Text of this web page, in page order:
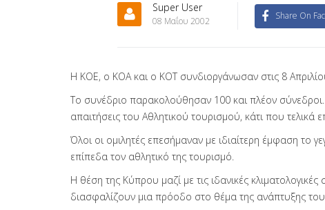
Super User
08 Μαΐου 2002 Share On
Η ΚΟΕ, ο ΚΟΑ και ο ΚΟΤ συνδιοργάνωσαν στις 8
Το συνέδριο παρακολούθησαν 100 και πλέον σύνεδροι.
απαιτήσεις του Αθλητικού τουρισμού, κάτι που
Όλοι οι ομιλητές επεσήμαναν με ιδιαίτερη έμφαση το
επίπεδα τον αθλητικό της τουρισμό.
Η θέση της Κύπρου μαζί με τις ιδανικές
διασφαλίζουν μια πρόοδο στο θέμα της ανάπτυξης